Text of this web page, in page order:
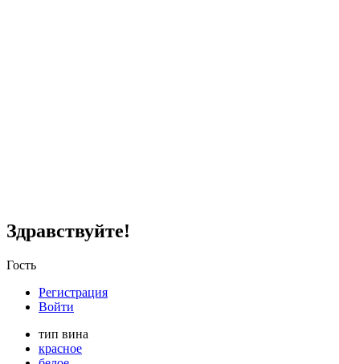
Здравствуйте!
Гость
Регистрация
Войти
тип вина
красное